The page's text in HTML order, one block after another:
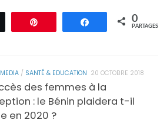
Partagez 0
PARTAGES
/ SANTÉ & EDUCATION 20 OCTOBRE 2018
des femmes à la
: le Bénin plaidera t-il
en 2020 ?